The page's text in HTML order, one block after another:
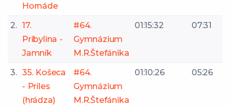
Hornáde
2. 17.
Pribylina -
Jamník
#64.
Gymnázium
M.R.Štefánika
01:15:32 07:31
3. 35. Košeca
- Príles
(hrádza)
#64.
Gymnázium
M.R.Štefánika
01:10:26 05:26